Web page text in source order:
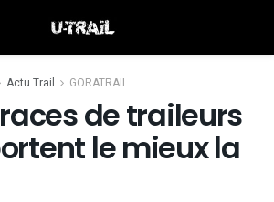
Actu Trail GORATRAIL
de traileurs
le mieux la